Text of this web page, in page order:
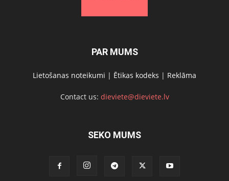
PAR MUMS
Lietošanas noteikumi | Ētikas kodeks | Reklāma
Contact us: dieviete@dieviete.lv
SEKO MUMS